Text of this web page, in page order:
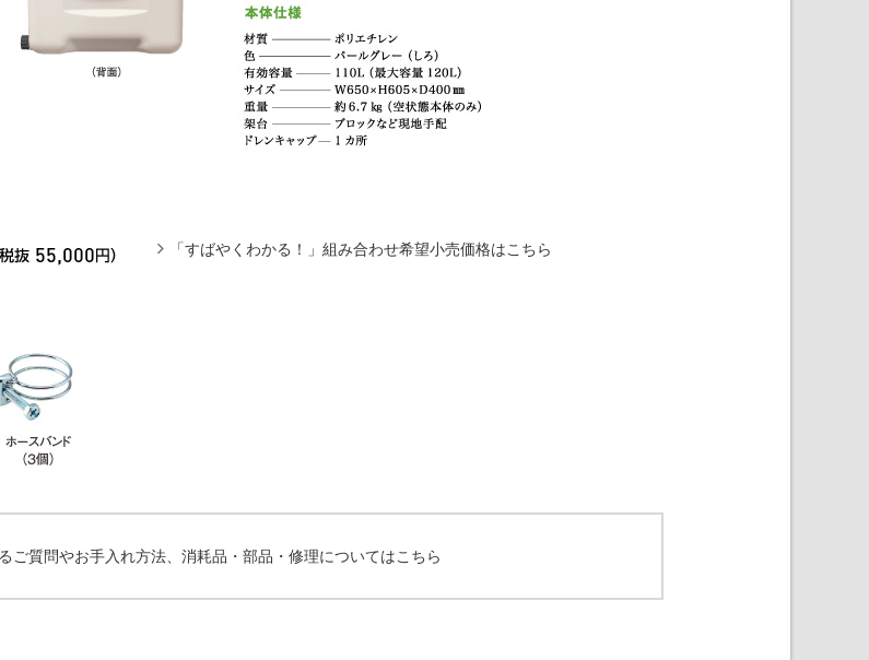
「すばやくわかる！」組み合わせ希望小売価格はこちら
ご質問やお手入れ方法、消耗品・部品・修理についてはこちら